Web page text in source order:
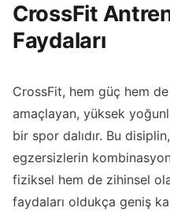
CrossFit
Faydaları
CrossFit, hem güç hem de
amaçlayan, yüksek
bir spor dalıdır. Bu
egzersizlerin
fiziksel hem de zihinsel
faydaları oldukça geniş